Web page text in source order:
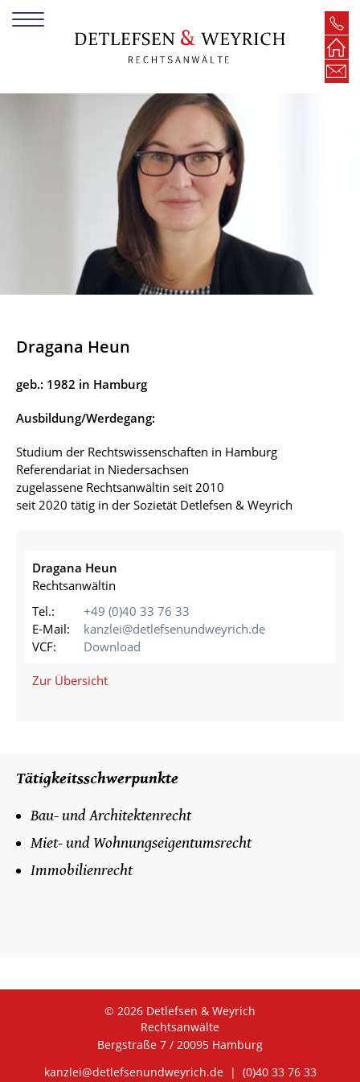
Dragana Heun
geb.: 1982 in Hamburg
Ausbildung/Werdegang:
Studium der Rechtswissenschaften in Hamburg
Referendariat in Niedersachsen
zugelassene Rechtsanwältin seit 2010
seit 2020 tätig in der Sozietät Detlefsen & Weyrich
Dragana Heun
Rechtsanwältin
Tel.:
+49 (0)40 33 76 33
E-Mail:
kanzlei@detlefsenundweyrich.de
VCF:
Download
Zur Übersicht
Tätigkeitsschwerpunkte
Bau- und Architektenrecht
Miet- und Wohnungseigentumsrecht
Immobilienrecht
© 2026 Detlefsen & Weyrich
Rechtsanwälte
Bergstraße 7 / 20095 Hamburg
kanzlei@detlefsenundweyrich.de
| (0)40 33 76 33